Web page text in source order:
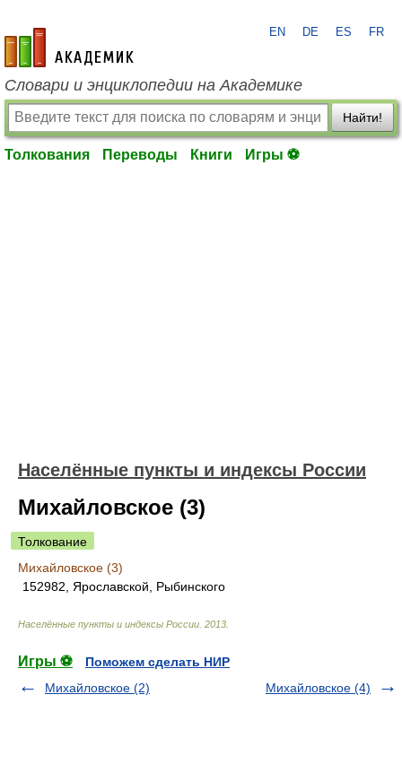
academic.ru
EN DE ES FR
Словари и энциклопедии на Академике
Найти!
Толкования Переводы Книги Игры ⚽
Населённые пункты и индексы России
Михайловское (3)
Толкование
Михайловское (3)
152982, Ярославской, Рыбинского
Населённые пункты и индексы России 2013
Игры ⚽
Поможем сделать НИР
Михайловское (2)
Михайловское (4)